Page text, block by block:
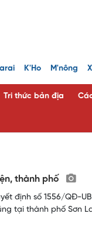
K'Ho M'nông
Tri thức bản địa
thành phố
định số 1556/QĐ-
tại thành phố Sơn